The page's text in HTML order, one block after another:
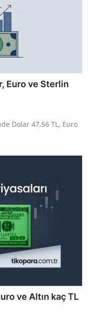
Euro ve Sterlin
Dolar 47,56 TL, Euro
ve Altın kaç TL